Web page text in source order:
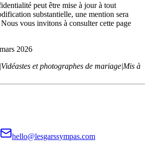
peut être mise à jour à tout
substantielle, une mention sera
vous invitons à consulter cette page
2026
|Vidéastes et photographes de mariage|Mis à
hello@lesgarssympas.com